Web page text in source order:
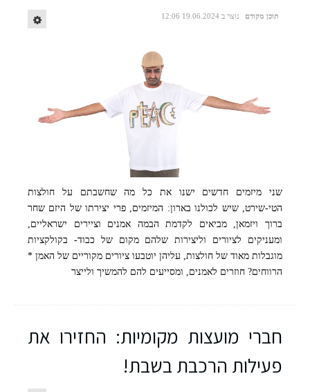
״אין דמוקרטיה עם משטרה פוליטית״ קמפיין חוצות חדש נגד התנהלות משטרת
תוכן מקודם נוצר ב 19.06.2024 12:06
שחר ויזמאן - קרדיט שגיא סרויה
שני מיזמים חדשים ישנו את כל מה שחשבתם על חולצות
הטי-שירט, שיש לכולנו בארון: המיזמים, פרי יצירתו של היזם שחר
ברוך ויזמאן, מביאים לקדמת הבמה אמנים וציירים ישראליים,
ומעניקים לציורים וליצירות שלהם מקום של כבוד- בקולקציות
מוגבלות מאוד של חולצות, עליהן יוטבעו ציורים מקוריים של האמן *
הרווחים? חוזרים לאמנים, ומסייעים להם להמשיך ולייצר
חברי מועצות מקומיות: החזירו את
פעילות הרכבת בשבת!